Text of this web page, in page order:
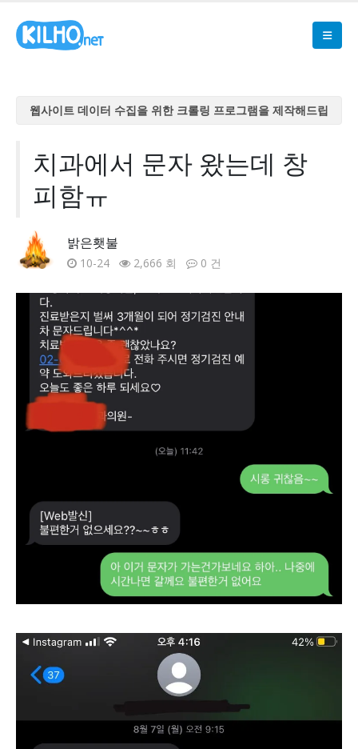
웹사이트 데이터 수집을 위한 크롤링 프로그램을 제작해드립
웹사이트 데이터 수집을 위한 크롤링 프로그램을 제작해드립
니다
웹사이트 데이터 수집을 위한 크롤링 프로그램을 제작해드립
웹사이트 데이터 수집을 위한 크롤링 프로그램을 제작해드립
니다
니다
치과에서 문자 왔는데 창
피함ㅠ
밝은횃불
10-24 2,666 회 0 건